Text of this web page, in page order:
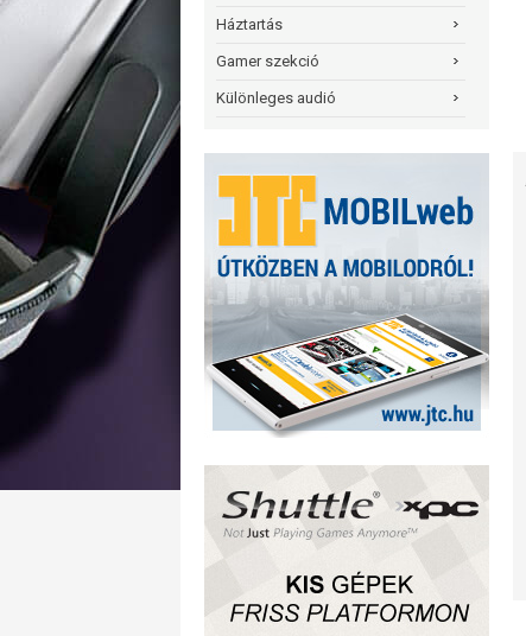
Háztartás
Gamer szekció
Különleges audió